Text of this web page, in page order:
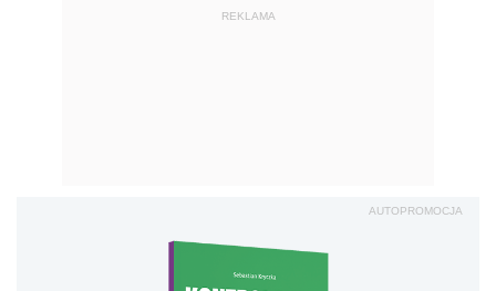
REKLAMA
AUTOPROMOCJA